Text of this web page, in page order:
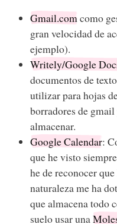
Gmail.comcomo
gran velocidad de
ejemplo).
Writely/Google
documentos de
utilizar para hojas
borradores de
almacenar.
Google Calendar:
que he visto
he de reconocer
naturaleza me ha
que almacena todo
suelo usar una